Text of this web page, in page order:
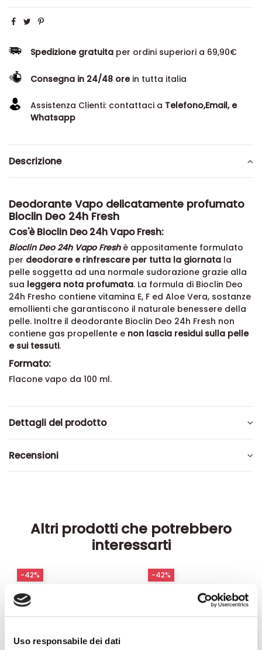
Uso responsabile dei dati
Spedizione gratuita per ordini superiori a 69,90€
Consegna in 24/48 orein tutta italia
Assistenza Clienti: contattaci a Telefono,Email, e
Whatsapp
Descrizione
Deodorante Vapo delicatamente profumato
Bioclin Deo 24h Fresh
Cos'è Bioclin Deo 24h Vapo Fresh:
Bioclin Deo 24h Vapo Freshè appositamente formulato
per deodorare e rinfrescare per tutta la giornata la
pelle soggetta ad una normale sudorazione grazie alla
sua leggera nota profumata. La formula di Bioclin Deo
24h Fresho contiene vitamina E, F ed Aloe Vera, sostanze
emollienti che garantiscono il naturale benessere della
pelle. Inoltre il deodorante Bioclin Deo 24h Fresh non
contiene gas propellente e non lascia residui sulla pelle
e sui tessuti.
Formato:
Flacone vapo da 100 ml.
Dettagli del prodotto
Recensioni
Altri prodotti che potrebbero
interessarti
-42% -42%